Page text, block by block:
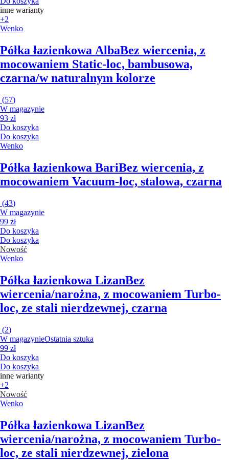
inne warianty
+2
Wenko
Półka łazienkowa AlbaBez wiercenia, z
mocowaniem Static-loc, bambusowa,
czarna/w naturalnym kolorze
(57)
W magazynie
93 zł
Do koszyka
Do koszyka
Wenko
Półka łazienkowa BariBez wiercenia, z
mocowaniem Vacuum-loc, stalowa, czarna
(43)
W magazynie
99 zł
Do koszyka
Do koszyka
Nowość
Wenko
Półka łazienkowa LizanBez
wiercenia/narożna, z mocowaniem Turbo-
loc, ze stali nierdzewnej, czarna
(2)
W magazynieOstatnia sztuka
99 zł
Do koszyka
Do koszyka
inne warianty
+2
Nowość
Wenko
Półka łazienkowa LizanBez
wiercenia/narożna, z mocowaniem Turbo-
loc, ze stali nierdzewnej, zielona